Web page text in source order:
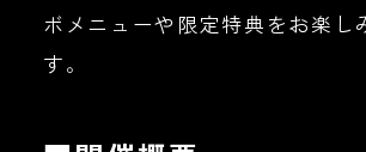
ボメニューや限定特典をお楽し
す。